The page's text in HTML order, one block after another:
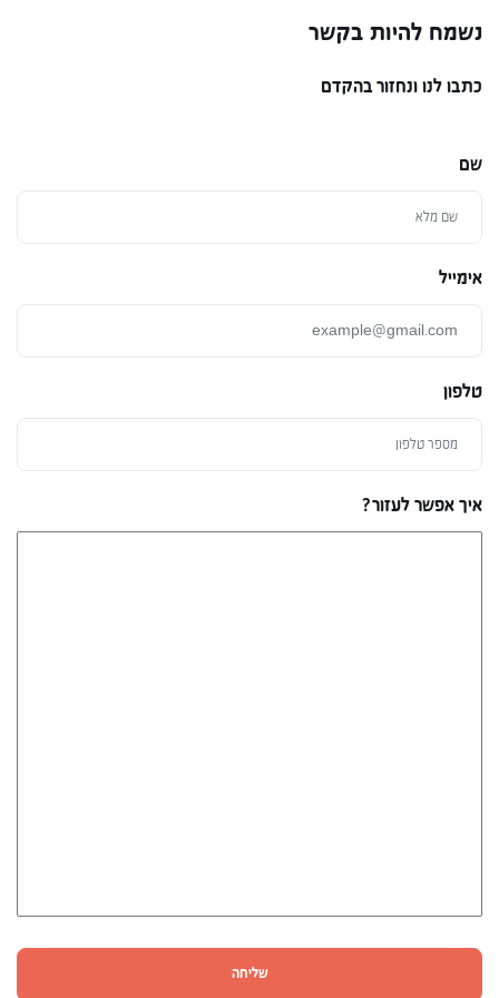
נשמח להיות בקשר
כתבו לנו ונחזור בהקדם
שם
אימייל
טלפון
איך אפשר לעזור?
שליחה